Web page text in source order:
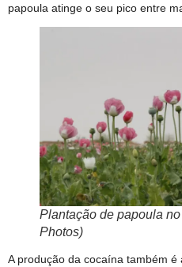
papoula atinge o seu pico entre
Plantação de papoula
Photos)
A produção da cocaína também